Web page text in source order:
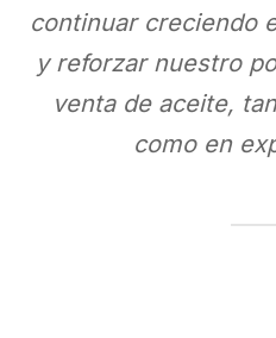
continuar creciendo
y reforzar nuestro
venta de aceite,
como en